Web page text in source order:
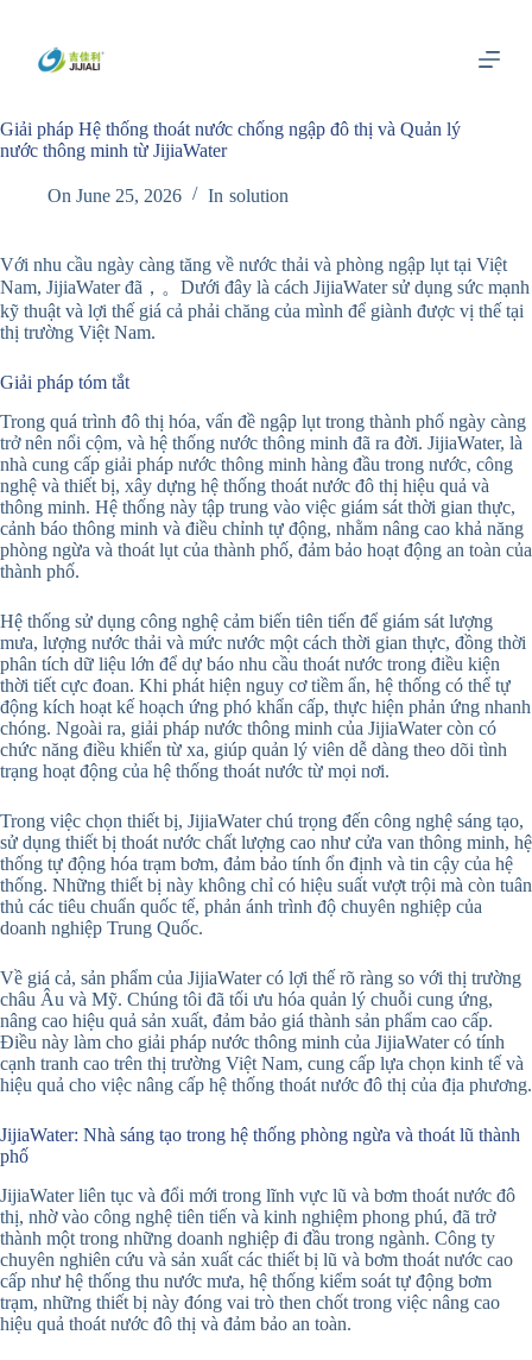
o
c
n
Giải pháp Hệ thống thoát nước chống ngập đô thị và Quản lý
nước thông minh từ JijiaWater
On June 25, 2026 In solution
Với nhu cầu ngày càng tăng về nước thải và phòng ngập lụt tại Việt
Nam, JijiaWater đã，。Dưới đây là cách JijiaWater sử dụng sức mạnh
kỹ thuật và lợi thế giá cả phải chăng của mình để giành được vị thế tại
thị trường Việt Nam.
Giải pháp tóm tắt
Trong quá trình đô thị hóa, vấn đề ngập lụt trong thành phố ngày càng
trở nên nổi cộm, và hệ thống nước thông minh đã ra đời. JijiaWater, là
nhà cung cấp giải pháp nước thông minh hàng đầu trong nước, công
nghệ và thiết bị, xây dựng hệ thống thoát nước đô thị hiệu quả và
thông minh. Hệ thống này tập trung vào việc giám sát thời gian thực,
cảnh báo thông minh và điều chỉnh tự động, nhằm nâng cao khả năng
phòng ngừa và thoát lụt của thành phố, đảm bảo hoạt động an toàn của
thành phố.
Hệ thống sử dụng công nghệ cảm biến tiên tiến để giám sát lượng
mưa, lượng nước thải và mức nước một cách thời gian thực, đồng thời
phân tích dữ liệu lớn để dự báo nhu cầu thoát nước trong điều kiện
thời tiết cực đoan. Khi phát hiện nguy cơ tiềm ẩn, hệ thống có thể tự
động kích hoạt kế hoạch ứng phó khẩn cấp, thực hiện phản ứng nhanh
chóng. Ngoài ra, giải pháp nước thông minh của JijiaWater còn có
chức năng điều khiển từ xa, giúp quản lý viên dễ dàng theo dõi tình
trạng hoạt động của hệ thống thoát nước từ mọi nơi.
Trong việc chọn thiết bị, JijiaWater chú trọng đến công nghệ sáng tạo,
sử dụng thiết bị thoát nước chất lượng cao như cửa van thông minh, hệ
thống tự động hóa trạm bơm, đảm bảo tính ổn định và tin cậy của hệ
thống. Những thiết bị này không chỉ có hiệu suất vượt trội mà còn tuân
thủ các tiêu chuẩn quốc tế, phản ánh trình độ chuyên nghiệp của
doanh nghiệp Trung Quốc.
Về giá cả, sản phẩm của JijiaWater có lợi thế rõ ràng so với thị trường
châu Âu và Mỹ. Chúng tôi đã tối ưu hóa quản lý chuỗi cung ứng,
nâng cao hiệu quả sản xuất, đảm bảo giá thành sản phẩm cao cấp.
Điều này làm cho giải pháp nước thông minh của JijiaWater có tính
cạnh tranh cao trên thị trường Việt Nam, cung cấp lựa chọn kinh tế và
hiệu quả cho việc nâng cấp hệ thống thoát nước đô thị của địa phương.
JijiaWater: Nhà sáng tạo trong hệ thống phòng ngừa và thoát lũ thành
phố
JijiaWater liên tục và đổi mới trong lĩnh vực lũ và bơm thoát nước đô
thị, nhờ vào công nghệ tiên tiến và kinh nghiệm phong phú, đã trở
thành một trong những doanh nghiệp đi đầu trong ngành. Công ty
chuyên nghiên cứu và sản xuất các thiết bị lũ và bơm thoát nước cao
cấp như hệ thống thu nước mưa, hệ thống kiểm soát tự động bơm
trạm, những thiết bị này đóng vai trò then chốt trong việc nâng cao
hiệu quả thoát nước đô thị và đảm bảo an toàn.